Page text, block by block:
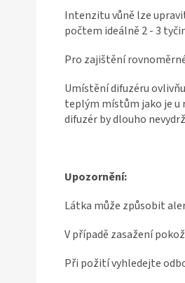
Intenzitu vůně lze
počtem ideálně 2 - 3
Pro zajištění
Umístění difuzéru
teplým místům jako je u
difuzér by dlouho
Upozornění:
Látka může způsobit
V případě zasažení
Při požití vyhledejte